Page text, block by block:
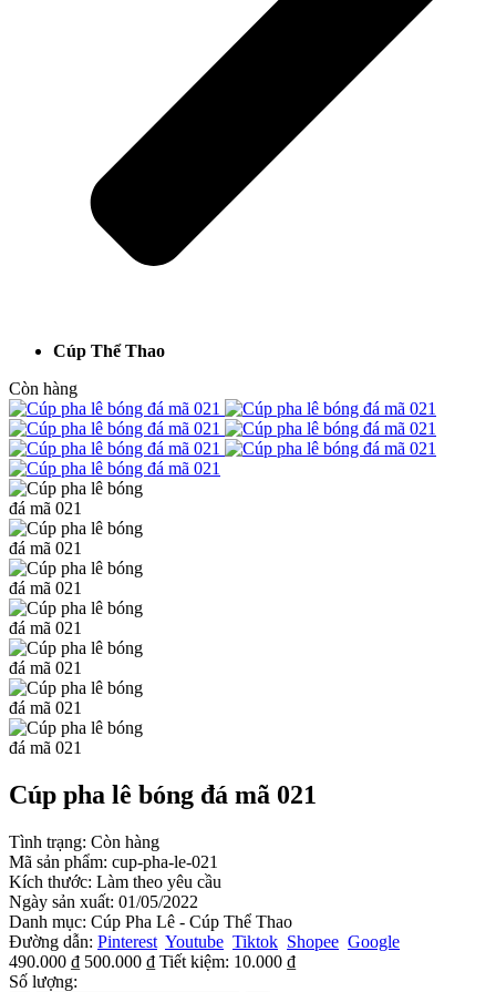
Cúp Thể Thao
Còn hàng
Cúp pha lê bóng đá mã 021
Tình trạng: Còn hàng
Mã sản phẩm: cup-pha-le-021
Kích thước: Làm theo yêu cầu
Ngày sản xuất: 01/05/2022
Danh mục: Cúp Pha Lê - Cúp Thể Thao
Đường dẫn: Pinterest Youtube Tiktok Shopee Google
490.000 ₫ 500.000 ₫ Tiết kiệm: 10.000 ₫
Số lượng: